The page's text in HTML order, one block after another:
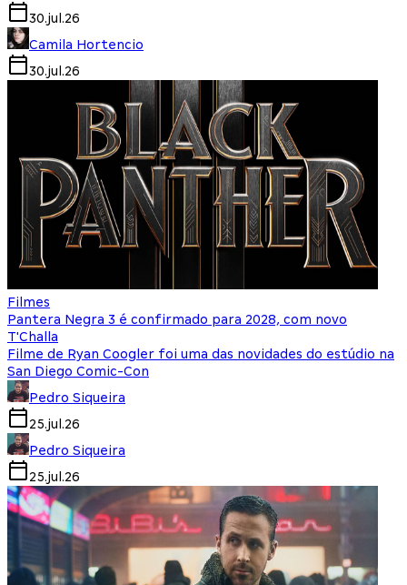
30.jul.26
Camila Hortencio
30.jul.26
Filmes
Pantera Negra 3 é confirmado para 2028, com novo
T'Challa
Filme de Ryan Coogler foi uma das novidades do estúdio na
San Diego Comic-Con
Pedro Siqueira
25.jul.26
Pedro Siqueira
25.jul.26